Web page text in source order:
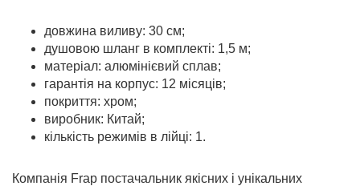
довжина виливу: 30 см;
душовою шланг в комплекті: 1,5 м;
матеріал: алюмінієвий сплав;
гарантія на корпус: 12 місяців;
покриття: хром;
виробник: Китай;
кількість режимів в лійці: 1.
Компанія Frap постачальник якісних і унікальних